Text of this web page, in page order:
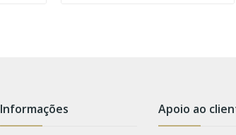
Informações Apoio ao